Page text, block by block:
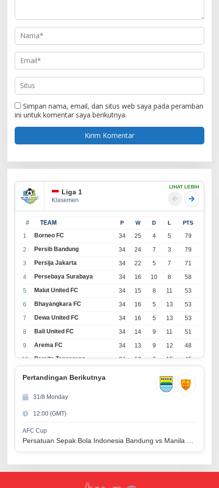
Simpan nama, email, dan situs web saya pada peramban
ini untuk komentar saya berikutnya.
Liga 1
Klasemen
LIHAT LEBIH
# TEAM P W D L PTS
1 Borneo FC 34 25 4 5
79
2
Persib Bandung 34 24 7 3
79
3
Persija Jakarta 34 22 5 7
71
4
Persebaya Surabaya 34 16 10 8
58
5
Malut United FC 34 15 8 11
53
6
Bhayangkara FC 34 16 5 13
53
7
Dewa United FC 34 16 5 13
53
8
Bali United FC 34 14 9 11
51
9
Arema FC 34 13 9 12
48
10
Persita Tangerang 34 13 6 15
45
17
39
13
Persijap Jepara
14
Madura United FC
15
PSM Makassar
16
Persis Solo 34 8 10 16
34
Pertandingan Berikutnya
31/8 Monday
12:00 (GMT)
AFC Cup